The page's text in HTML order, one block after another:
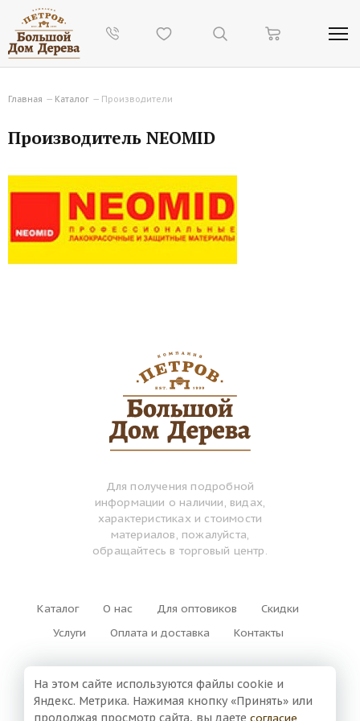
Главная — Каталог — Производители
Производитель NEOMID
Для получения подробной
информации о наличии, видах,
характеристиках и стоимости
материалов, пожалуйста,
обращайтесь в торговый центр.
Каталог О нас Для оптовиков
Скидки
Услуги
Оплата и доставка Контакты
+7 (3852) 500-420
г. Барнаул,
На этом сайте используются файлы cookie и
Яндекс. Метрика. Нажимая кнопку «Принять» или
продолжая просмотр сайта, вы даете согласие